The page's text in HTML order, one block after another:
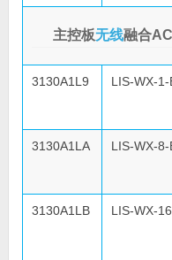
主控板无线融合
3130A1L9 LIS-WX-1-
3130A1LA LIS-WX-8-
3130A1LB LIS-WX-